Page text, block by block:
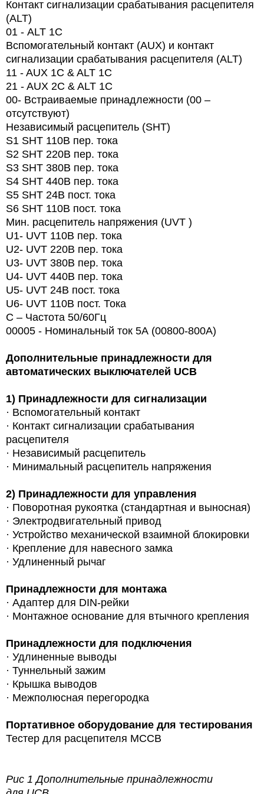
Контакт сигнализации срабатывания расцепителя
(ALT)
01 - ALT 1C
Вспомогательный контакт (AUX) и контакт
сигнализации срабатывания расцепителя (ALT)
11 - AUX 1C & ALT 1C
21 - AUX 2C & ALT 1C
00- Встраиваемые принадлежности (00 –
отсутствуют)
Независимый расцепитель (SHT)
S1 SHT 110В пер. тока
S2 SHT 220В пер. тока
S3 SHT 380В пер. тока
S4 SHT 440В пер. тока
S5 SHT 24В пост. тока
S6 SHT 110В пост. тока
Мин. расцепитель напряжения (UVT )
U1- UVT 110В пер. тока
U2- UVT 220В пер. тока
U3- UVT 380В пер. тока
U4- UVT 440В пер. тока
U5- UVT 24В пост. тока
U6- UVT 110В пост. Тока
С – Частота 50/60Гц
00005 - Номинальный ток 5А (00800-800A)
Дополнительные принадлежности для
автоматических выключателей UCB
1) Принадлежности для сигнализации
· Вспомогательный контакт
· Контакт сигнализации срабатывания
расцепителя
· Независимый расцепитель
· Минимальный расцепитель напряжения
2) Принадлежности для управления
· Поворотная рукоятка (стандартная и выносная)
· Электродвигательный привод
· Устройство механической взаимной блокировки
· Крепление для навесного замка
· Удлиненный рычаг
Принадлежности для монтажа
· Адаптер для DIN-рейки
· Монтажное основание для втычного крепления
Принадлежности для подключения
· Удлиненные выводы
· Туннельный зажим
· Крышка выводов
· Межполюсная перегородка
Портативное оборудование для тестирования
Тестер для расцепителя MCCB
Рис 1 Дополнительные принадлежности